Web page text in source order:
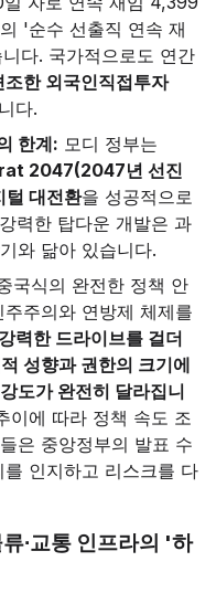
'순수 선출직 연속 재
다. 국가적으로도 연간
한 외국인직접투자
다.
한계: 모디 정부는
2047(2047년 선진
털 대전환을 성공적으로
력한 탑다운 개발은 과
와 닮아 있습니다.
국식의 완전한 정책 안
주의와 연방제 체제를
력한 드라이브를 걸더
성향과 권한의 크기에
도가 완전히 달라집니
이에 따라 정책 속도 조
은 중앙정부의 발표 수
인지하고 리스크를 다
∙교통 인프라의 '하